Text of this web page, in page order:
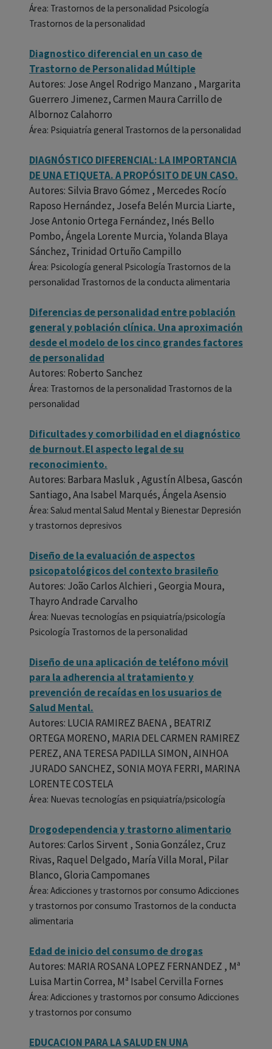
Área: Trastornos de la personalidad Psicología
Trastornos de la personalidad
Diagnostico diferencial en un caso de
Trastorno de Personalidad Múltiple
Autores: Jose Angel Rodrigo Manzano , Margarita
Guerrero Jimenez, Carmen Maura Carrillo de
Albornoz Calahorro
Área: Psiquiatría general Trastornos de la personalidad
DIAGNÓSTICO DIFERENCIAL: LA IMPORTANCIA
DE UNA ETIQUETA. A PROPÓSITO DE UN CASO.
Autores: Silvia Bravo Gómez , Mercedes Rocío
Raposo Hernández, Josefa Belén Murcia Liarte,
Jose Antonio Ortega Fernández, Inés Bello
Pombo, Ángela Lorente Murcia, Yolanda Blaya
Sánchez, Trinidad Ortuño Campillo
Área: Psicología general Psicología Trastornos de la
personalidad Trastornos de la conducta alimentaria
Diferencias de personalidad entre población
general y población clínica. Una aproximación
desde el modelo de los cinco grandes factores
de personalidad
Autores: Roberto Sanchez
Área: Trastornos de la personalidad Trastornos de la
personalidad
Dificultades y comorbilidad en el diagnóstico
de burnout.El aspecto legal de su
reconocimiento.
Autores: Barbara Masluk , Agustín Albesa, Gascón
Santiago, Ana Isabel Marqués, Ángela Asensio
Área: Salud mental Salud Mental y Bienestar Depresión
y trastornos depresivos
Diseño de la evaluación de aspectos
psicopatológicos del contexto brasileño
Autores: João Carlos Alchieri , Georgia Moura,
Thayro Andrade Carvalho
Área: Nuevas tecnologías en psiquiatría/psicología
Psicología Trastornos de la personalidad
Diseño de una aplicación de teléfono móvil
para la adherencia al tratamiento y
prevención de recaídas en los usuarios de
Salud Mental.
Autores: LUCIA RAMIREZ BAENA , BEATRIZ
ORTEGA MORENO, MARIA DEL CARMEN RAMIREZ
PEREZ, ANA TERESA PADILLA SIMON, AINHOA
JURADO SANCHEZ, SONIA MOYA FERRI, MARINA
LORENTE COSTELA
Área: Nuevas tecnologías en psiquiatría/psicología
Drogodependencia y trastorno alimentario
Autores: Carlos Sirvent , Sonia González, Cruz
Rivas, Raquel Delgado, María Villa Moral, Pilar
Blanco, Gloria Campomanes
Área: Adicciones y trastornos por consumo Adicciones
y trastornos por consumo Trastornos de la conducta
alimentaria
Edad de inicio del consumo de drogas
Autores: MARIA ROSANA LOPEZ FERNANDEZ , Mª
Luisa Martin Correa, Mª Isabel Cervilla Fornes
Área: Adicciones y trastornos por consumo Adicciones
y trastornos por consumo
EDUCACION PARA LA SALUD EN UNA